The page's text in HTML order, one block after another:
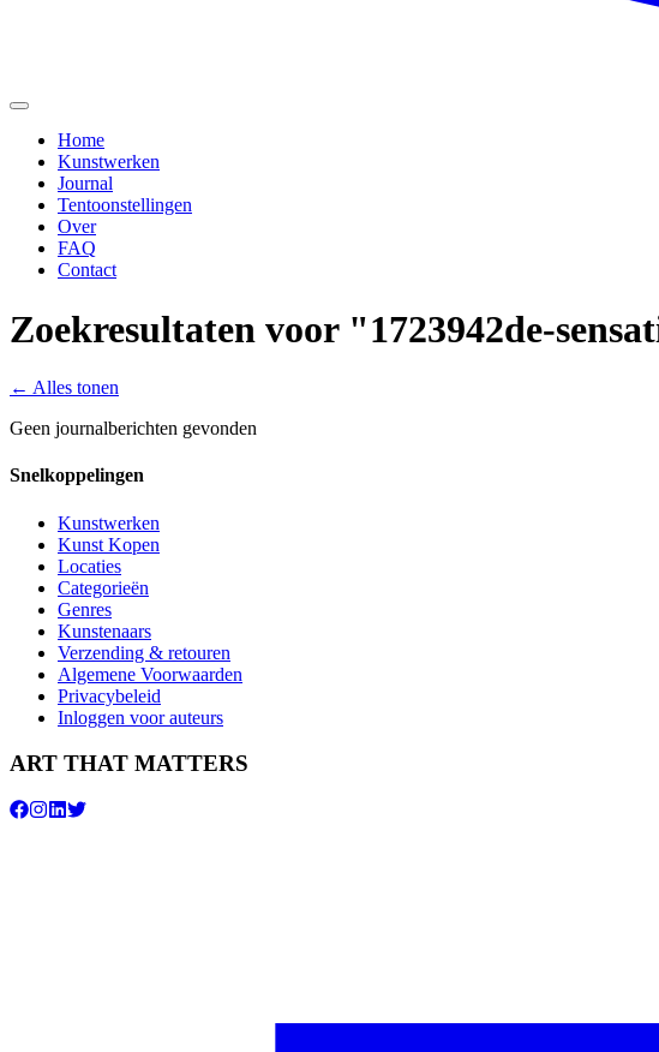
Home
Kunstwerken
Journal
Tentoonstellingen
Over
FAQ
Contact
Zoekresultaten voor "1723942de-
← Alles tonen
Geen journalberichten gevonden
Snelkoppelingen
Kunstwerken
Kunst Kopen
Locaties
Categorieën
Genres
Kunstenaars
Verzending & retouren
Algemene Voorwaarden
Privacybeleid
Inloggen voor auteurs
ART THAT MATTERS